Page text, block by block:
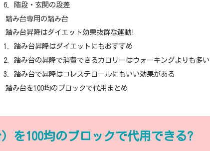
階段・玄関の段差
踏み台専用の踏み台
踏み台昇降はダイエット効果抜群な運動!
踏み台昇降はダイエットにもおすすめ
踏み台の昇降で消費できるカロリーはウォーキングよりも多い
踏み台で昇降はコレステロールにもいい効果がある
踏み台を100均のブロックで代用まとめ
を100均のブロックで代用できる?